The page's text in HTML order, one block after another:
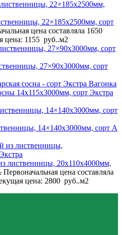
22×185x2500мм, сорт
цена составляла 1650
цена: 1155 руб..м2
27×90x3000мм, сорт
Вагонка
14x115x3000мм, сорт Экстра
14×140x3000мм, сорт A
лиственницы, 20x110x4000мм,
Первоначальная цена составляла
цена: 2800 руб..м2